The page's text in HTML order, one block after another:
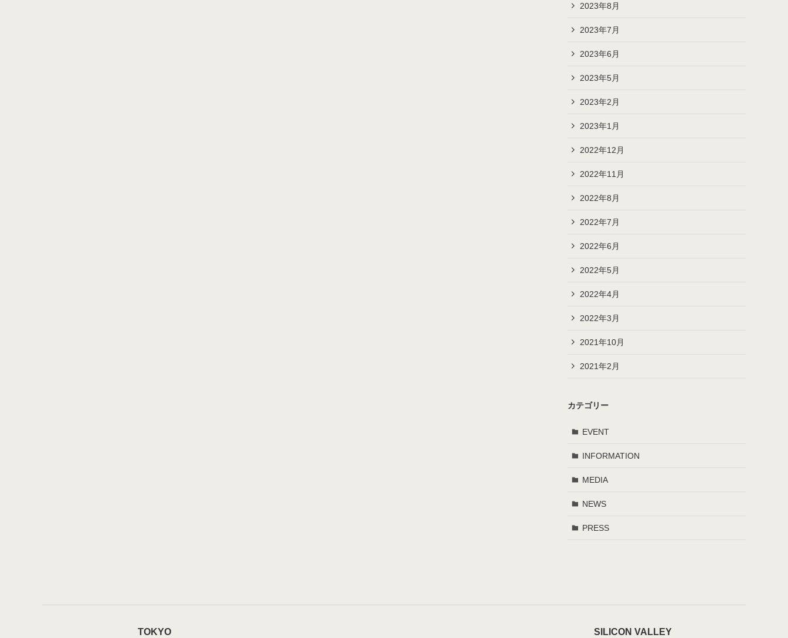
2023年8月
2023年7月
2023年6月
2023年5月
2023年2月
2023年1月
2022年12月
2022年11月
2022年8月
2022年7月
2022年6月
2022年5月
2022年4月
2022年3月
2021年10月
2021年2月
カテゴリー
EVENT
INFORMATION
MEDIA
NEWS
PRESS
TOKYO SILICON VALLEY